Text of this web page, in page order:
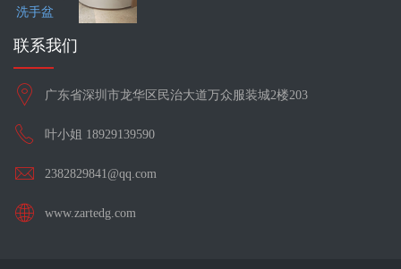
联系我们
广东省深圳市龙华区民治大道万众服装城2楼203
叶小姐 18929139590
2382829841@qq.com
www.zartedg.com